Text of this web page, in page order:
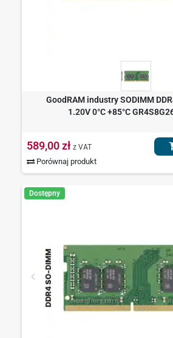
GoodRAM industry SODIMM
1.20V 0°C +85°C
589,00 zł z VAT
Porównaj produkt
Dostępny